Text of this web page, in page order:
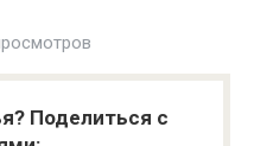
Поделиться с